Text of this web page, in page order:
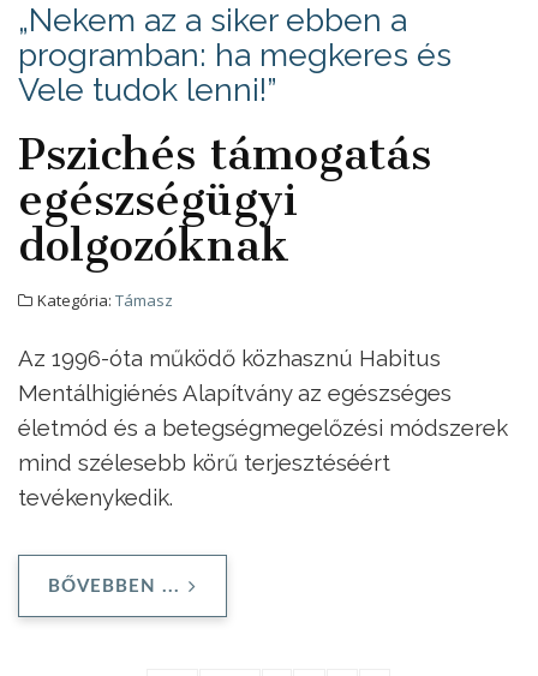
„Nekem az a siker ebben a
programban: ha megkeres és
Vele tudok lenni!”
Pszichés támogatás
egészségügyi
dolgozóknak
Kategória: Támasz
Az 1996-óta működő közhasznú Habitus
Mentálhigiénés Alapítvány az egészséges
életmód és a betegségmegelőzési módszerek
mind szélesebb körű terjesztéséért
tevékenykedik.
BŐVEBBEN ...